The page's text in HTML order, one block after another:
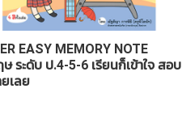
EASY MEMORY NOTE
ระดับ ป.4-5-6 เรียนก็เข้าใจ สอบ
เลย